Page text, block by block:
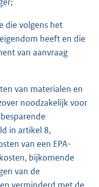
die volgens het
heeft en die
van aanvraag
van materialen en
noodzakelijk voor
in artikel 8,
van een EPA-
bijkomende
van de